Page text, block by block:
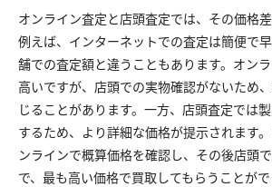
オンライン査定と店頭査定では、その価格差
例えば、インターネットでの査定は簡便で
舗での査定額と違うこともあります。オン
高いですが、店頭での実物確認がないため
じることがあります。一方、店頭査定では
するため、より詳細な価格が提示されます
ンラインで概算価格を確認し、その後店頭
で、最も高い価格で買取してもらうことが